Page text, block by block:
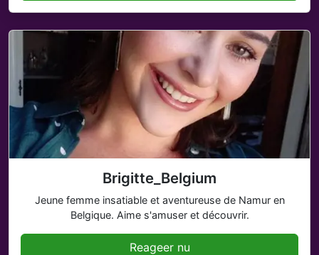
Brigitte_Belgium
Jeune femme insatiable et aventureuse de Namur en
Belgique. Aime s'amuser et découvrir.
Reageer nu